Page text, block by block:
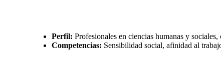
Perfil: Profesionales en ciencias humanas y
Competencias: Sensibilidad social, afinidad al